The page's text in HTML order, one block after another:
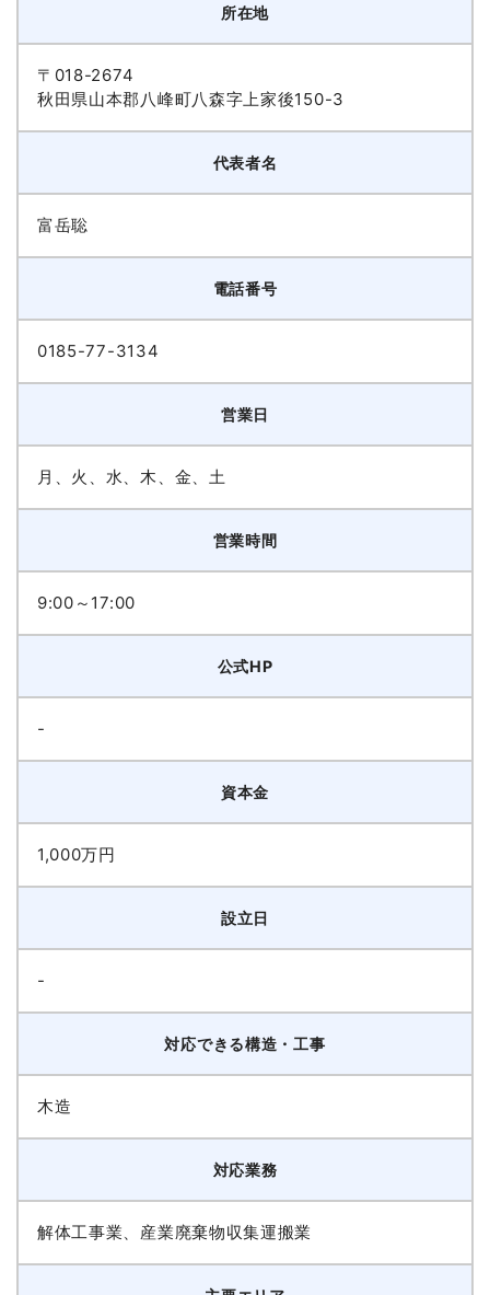
所在地
〒018-2674
秋田県山本郡八峰町八森字上家後150-3
代表者名
富岳聡
電話番号
0185-77-3134
営業日
月、火、水、木、金、土
営業時間
9:00～17:00
公式HP
-
資本金
1,000万円
設立日
-
対応できる構造・工事
木造
対応業務
解体工事業、産業廃棄物収集運搬業